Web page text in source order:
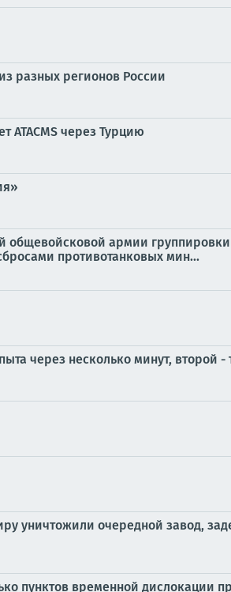
разных регионов России
ATACMS через Турцию
общевойсковой армии
противотанковых мин...
через несколько минут, второй
уничтожили очередной завод,
пунктов временной дислокации